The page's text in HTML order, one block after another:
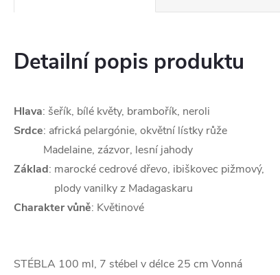
Detailní popis produktu
Hlava: šeřík, bílé květy, brambořík, neroli
Srdce: africká pelargónie, okvětní lístky růže
Madelaine, zázvor, lesní jahody
Základ: marocké cedrové dřevo, ibiškovec pižmový,
plody vanilky z Madagaskaru
Charakter vůně: Květinové
STÉBLA 100 ml, 7 stébel v délce 25 cm Vonná